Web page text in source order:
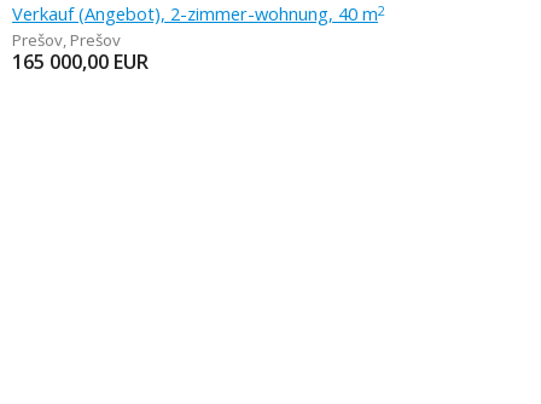
Verkauf (Angebot), 2-zimmer-wohnung, 40 m2
Prešov, Prešov
165 000,00 EUR